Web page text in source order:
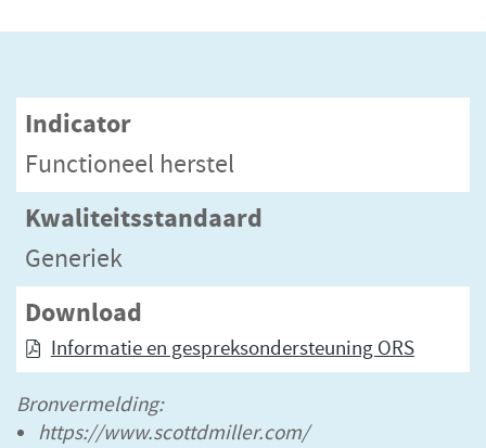
Indicator
Functioneel herstel
Kwaliteitsstandaard
Generiek
Download
Informatie en gespreksondersteuning ORS
Bronvermelding:
https://www.scottdmiller.com/